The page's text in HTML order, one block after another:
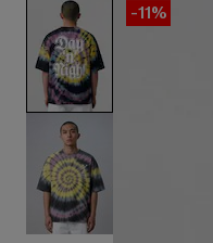
-11%